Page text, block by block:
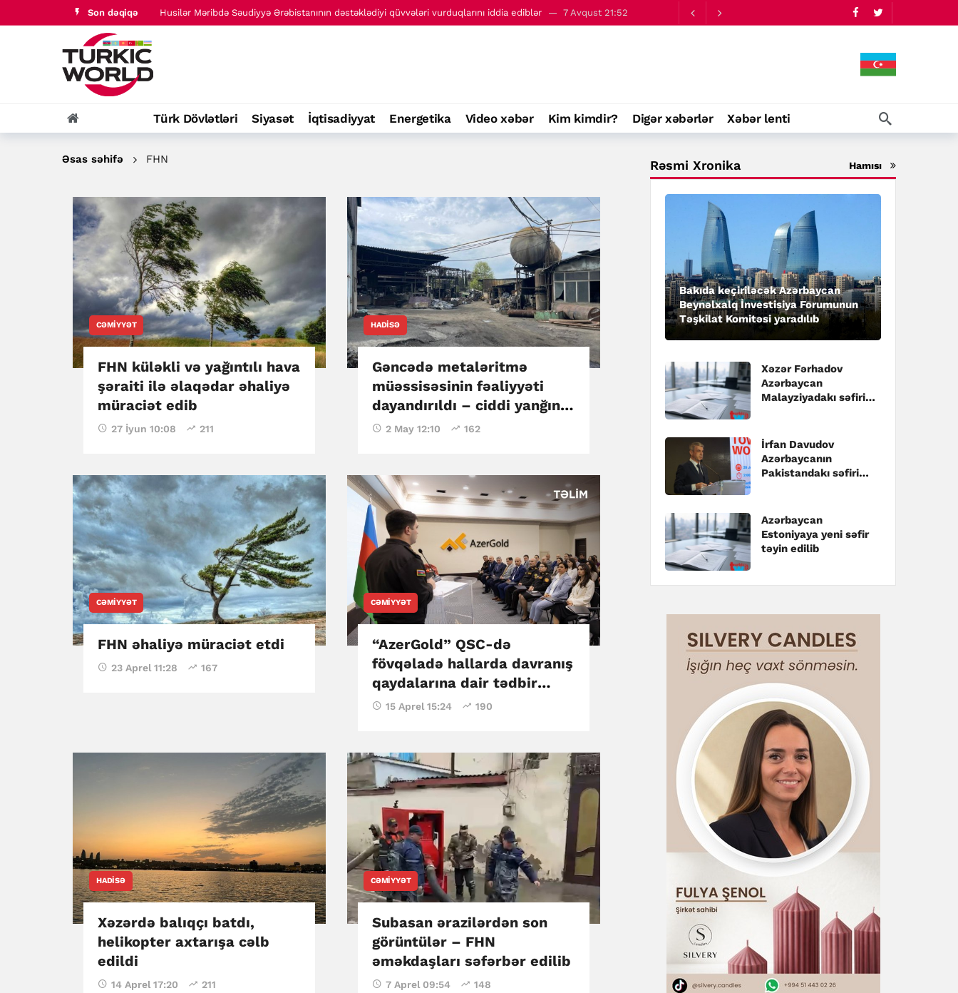
Son dəqiqə Vaşinqton sammitindən bir il ötür: Azərbaycan və Ermənistan arasında sülh Cənubi Qafqazı necə dəyişir?
Vaşinqton sammitindən bir il ötür: Azərbaycan və Ermənistan arasında sülh Cənubi Qafqazı necə dəyişir? 09:34
Türk Dövlətləri Siyasət İqtisadiyyat Energetika Video xəbər Kim kimdir? Digər xəbərlər Xəbər lenti
Əsas səhifə FHN
CƏMIYYƏT
FHN küləkli və yağıntılı hava
şəraiti ilə əlaqədar əhaliyə
müraciət edib
27 İyun 10:08 211
HADISƏ
Gəncədə metaləritmə
müəssisəsinin fəaliyyəti
dayandırıldı – ciddi yanğın
təhlükəsizliyi pozuntuları
2 May 12:10 162
CƏMIYYƏT
FHN əhaliyə müraciət etdi
23 Aprel 11:28 167
CƏMIYYƏT
“AzerGold” QSC-də
fövqəladə hallarda davranış
qaydalarına dair tədbir
keçirilib
15 Aprel 15:24 190
HADISƏ
Xəzərdə balıqçı batdı,
helikopter axtarışa cəlb
edildi
14 Aprel 17:20 211
CƏMIYYƏT
Subasan ərazilərdən son
görüntülər – FHN
əməkdaşları səfərbər edilib
7 Aprel 09:54 148
Rəsmi Xronika Hamısı
Bakıda keçiriləcək Azərbaycan
Beynəlxalq İnvestisiya Forumunun
Təşkilat Komitəsi yaradılıb
Xəzər Fərhadov
Azərbaycan
Malayziyadakı səfiri
İrfan Davudov
Azərbaycanın
Pakistandakı səfiri
Azərbaycan
Estoniyaya yeni səfir
təyin edilib